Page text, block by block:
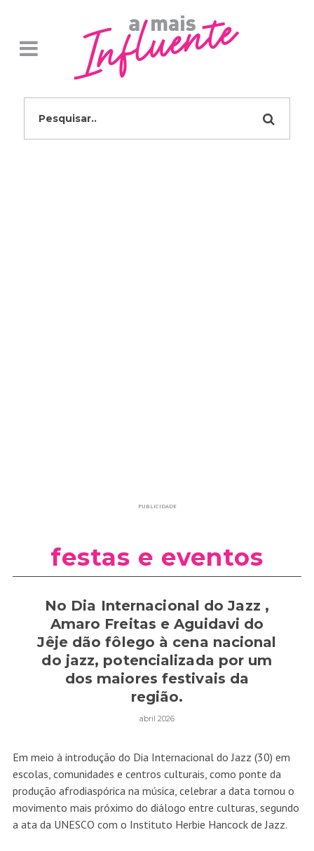
PUBLICIDADE
festas e eventos
No Dia Internacional do Jazz ,
Amaro Freitas e Aguidavi do
Jêje dão fôlego à cena nacional
do jazz, potencializada por um
dos maiores festivais da
região.
abril 2026
Em meio à introdução do Dia Internacional do Jazz (30) em
escolas, comunidades e centros culturais, como ponte da
produção afrodiaspórica na música, celebrar a data tornou o
movimento mais próximo do diálogo entre culturas, segundo
a ata da UNESCO com o Instituto Herbie Hancock de Jazz.